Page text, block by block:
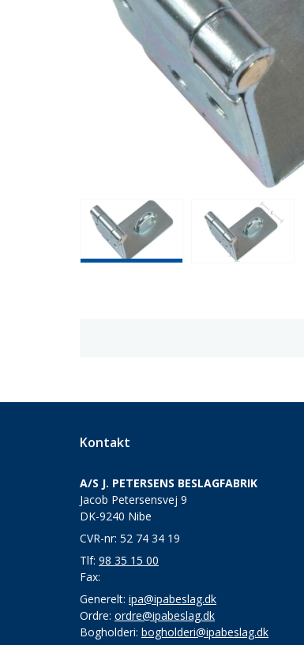
Kontakt
A/S J. PETERSENS BESLAGFABRIK
Jacob Petersensvej 9
DK-9240 Nibe
CVR-nr: 52 74 34 19
Tlf: 98 35 15 00
Fax:
Generelt: ipa@ipabeslag.dk
Ordre: ordre@ipabeslag.dk
Bogholderi: bogholderi@ipabeslag.dk